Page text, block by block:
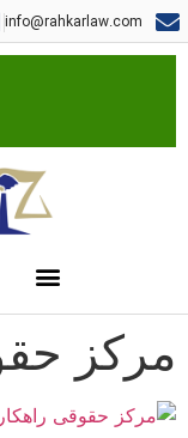
info@rahkarlaw.com
مرکز